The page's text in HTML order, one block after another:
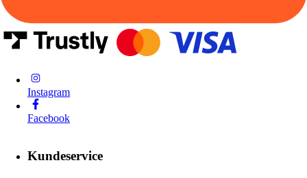
Instagram
Facebook
Kundeservice